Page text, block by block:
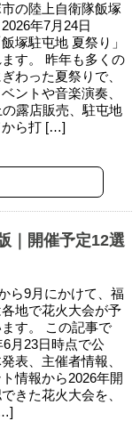
の陸上自衛隊飯塚
年7月24日
飯塚駐屯地 夏祭り」
す。 昨年も多くの
わった夏祭りで、
ントや音楽演奏、
露店販売、駐屯地
から打 […]
｜開催予定12選
ら9月にかけて、福
地で花火大会が予
す。 この記事で
6月23日時点で公
表、主催者情報、
情報から2026年開
きた花火大会を、